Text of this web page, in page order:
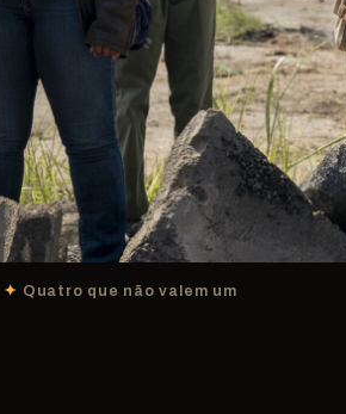
Quatro que não valem um